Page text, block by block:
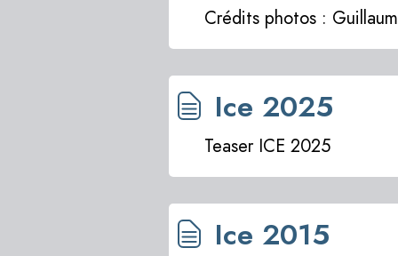
Crédits photos :
Ice 2025
Teaser ICE 2025
Ice 2015